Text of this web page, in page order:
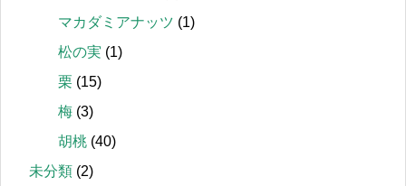
マカダミアナッツ (1)
松の実 (1)
栗 (15)
梅 (3)
胡桃 (40)
未分類 (2)